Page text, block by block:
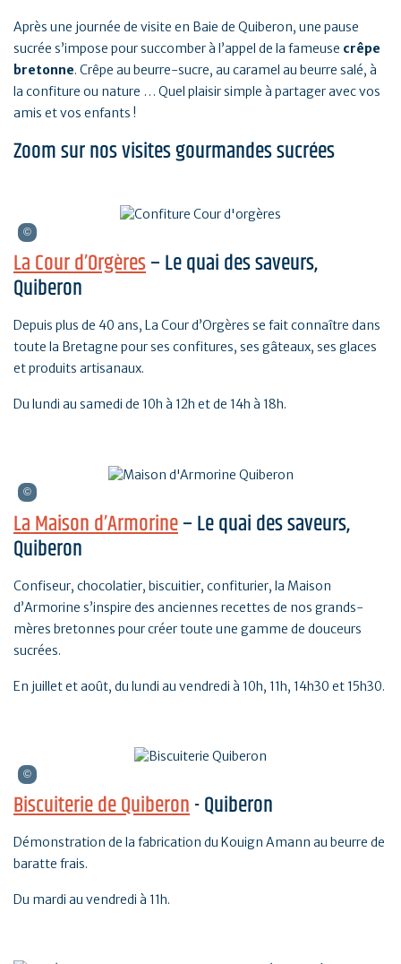
Après une journée de visite en Baie de Quiberon, une pause
sucrée s’impose pour succomber à l’appel de la fameuse crêpe
bretonne. Crêpe au beurre-sucre, au caramel au beurre salé, à
la confiture ou nature … Quel plaisir simple à partager avec vos
amis et vos enfants !
Zoom sur nos visites gourmandes sucrées
La Cour d’Orgères– Le quai des saveurs,
Quiberon
Depuis plus de 40 ans, La Cour d’Orgères se fait connaître dans
toute la Bretagne pour ses confitures, ses gâteaux, ses glaces
et produits artisanaux.
Du lundi au samedi de 10h à 12h et de 14h à 18h.
La Maison d’Armorine– Le quai des saveurs,
Quiberon
Confiseur, chocolatier, biscuitier, confiturier, la Maison
d’Armorine s’inspire des anciennes recettes de nos grands-
mères bretonnes pour créer toute une gamme de douceurs
sucrées.
En juillet et août, du lundi au vendredi à 10h, 11h, 14h30 et 15h30.
Biscuiterie de Quiberon- Quiberon
Démonstration de la fabrication du Kouign Amann au beurre de
baratte frais.
Du mardi au vendredi à 11h.